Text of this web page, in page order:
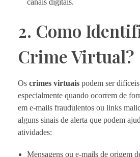
2. Como
Crime Virtual?
Os crimes virtuais podem ser
especialmente quando ocorrem de
em e-mails fraudulentos ou links
alguns sinais de alerta que podem
atividades:
Mensagens ou e-mails de origem